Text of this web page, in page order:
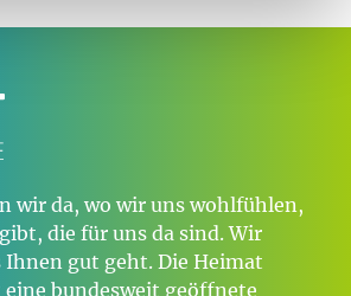
wir da, wo wir uns wohlfühlen,
die für uns da sind. Wir
Ihnen gut geht. Die Heimat
bundesweit geöffnete